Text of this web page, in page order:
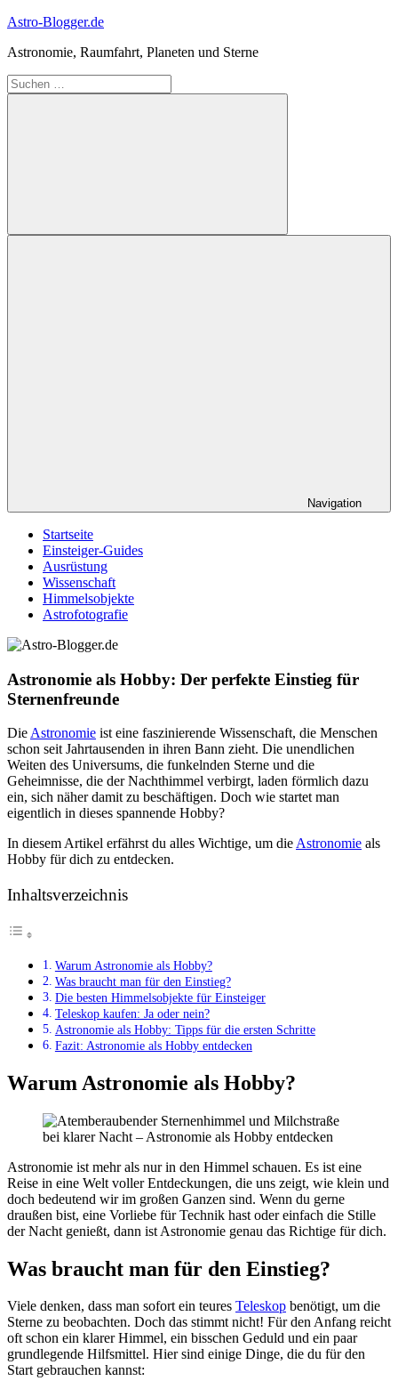
Zum
springen
Astro-Blogger.de
Astronomie, Raumfahrt, Planeten und Sterne
Suchen
nach:
Suchen
Navigation
Startseite
Einsteiger-Guides
Ausrüstung
Wissenschaft
Himmelsobjekte
Astrofotografie
Astronomie als Hobby: Der perfekte Einstieg für
Sternenfreunde
DieAstronomie ist eine faszinierende Wissenschaft, die Menschen
schon seit Jahrtausenden in ihren Bann zieht. Die unendlichen
Weiten des Universums, die funkelnden Sterne und die
Geheimnisse, die der Nachthimmel verbirgt, laden förmlich dazu
ein, sich näher damit zu beschäftigen. Doch wie startet man
eigentlich in dieses spannende Hobby?
In diesem Artikel erfährst du alles Wichtige, um dieAstronomie als
Hobby für dich zu entdecken.
Inhaltsverzeichnis
Warum Astronomie als Hobby?
Was braucht man für den Einstieg?
Die besten Himmelsobjekte für Einsteiger
Teleskop kaufen: Ja oder nein?
Astronomie als Hobby: Tipps für die ersten Schritte
Fazit: Astronomie als Hobby entdecken
Warum Astronomie als Hobby?
Astronomie ist mehr als nur in den Himmel schauen. Es ist eine
Reise in eine Welt voller Entdeckungen, die uns zeigt, wie klein und
doch bedeutend wir im großen Ganzen sind. Wenn du gerne
draußen bist, eine Vorliebe für Technik hast oder einfach die Stille
der Nacht genießt, dann ist Astronomie genau das Richtige für dich.
Was braucht man für den Einstieg?
Viele denken, dass man sofort ein teures Teleskop benötigt, um die
Sterne zu beobachten. Doch das stimmt nicht! Für den Anfang reicht
oft schon ein klarer Himmel, ein bisschen Geduld und ein paar
grundlegende Hilfsmittel. Hier sind einige Dinge, die du für den
Start gebrauchen kannst: